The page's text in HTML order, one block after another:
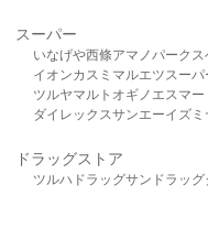
スーパー
いなげや西條アマノパークス
イオンカスミ マルエツスー
ツルヤマルト オギノ エスマー
ダイレックスサンエーイズミ
ドラッグストア
ツルハドラッグサンドラッグ